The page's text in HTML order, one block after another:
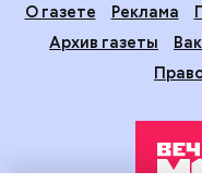
О газете Реклама
Архив газеты